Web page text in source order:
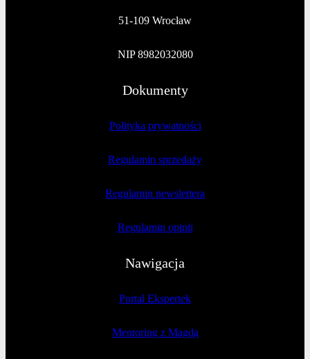
51-109 Wrocław
NIP 8982032080
Dokumenty
Polityka prywatności
Regulamin sprzedaży
Regulamin newslettera
Regulamin opinii
Nawigacja
Portal Ekspertek
Mentoring z Magdą